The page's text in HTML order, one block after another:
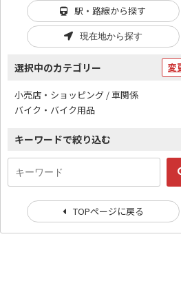
駅・路線から探す
現在地から探す
選択中のカテゴリー 変
小売店・ショッピング / 車関係
バイク・バイク用品
キーワードで絞り込む
TOPページに戻る